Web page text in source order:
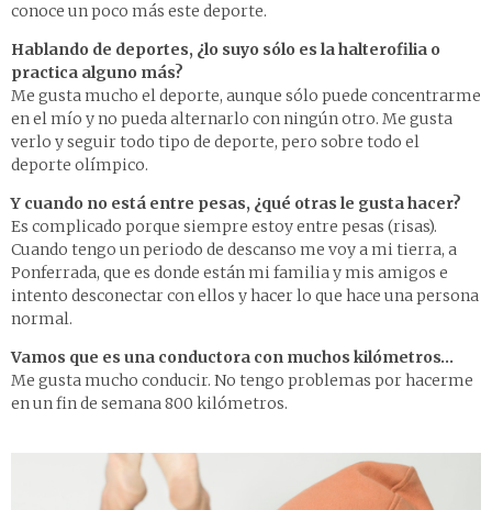
conoce un poco más este deporte.
Hablando de deportes, ¿lo suyo sólo es la halterofilia o
practica alguno más?
Me gusta mucho el deporte, aunque sólo puede concentrarme
en el mío y no pueda alternarlo con ningún otro. Me gusta
verlo y seguir todo tipo de deporte, pero sobre todo el
deporte olímpico.
Y cuando no está entre pesas, ¿qué otras le gusta hacer?
Es complicado porque siempre estoy entre pesas (risas).
Cuando tengo un periodo de descanso me voy a mi tierra, a
Ponferrada, que es donde están mi familia y mis amigos e
intento desconectar con ellos y hacer lo que hace una persona
normal.
Vamos que es una conductora con muchos kilómetros…
Me gusta mucho conducir. No tengo problemas por hacerme
en un fin de semana 800 kilómetros.